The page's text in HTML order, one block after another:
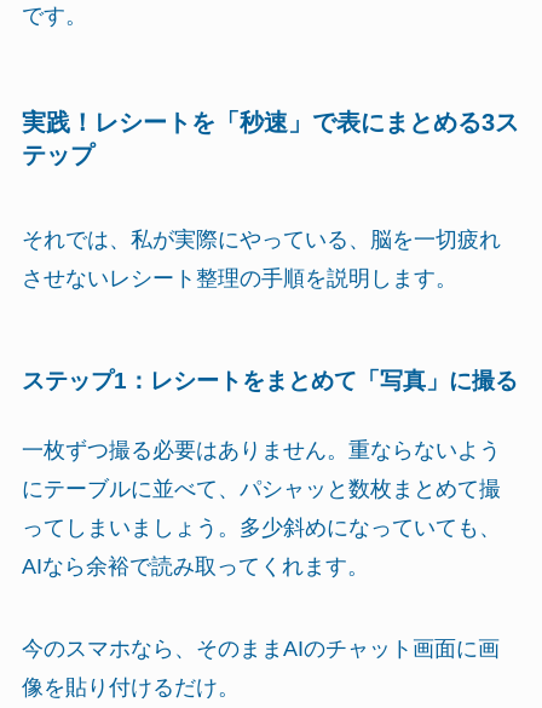
です。
実践！レシートを「秒速」で表にまとめる3ス
テップ
それでは、私が実際にやっている、脳を一切疲れ
させないレシート整理の手順を説明します。
ステップ1：レシートをまとめて「写真」に撮る
一枚ずつ撮る必要はありません。重ならないよう
にテーブルに並べて、パシャッと数枚まとめて撮
ってしまいましょう。多少斜めになっていても、
AIなら余裕で読み取ってくれます。
今のスマホなら、そのままAIのチャット画面に画
像を貼り付けるだけ。